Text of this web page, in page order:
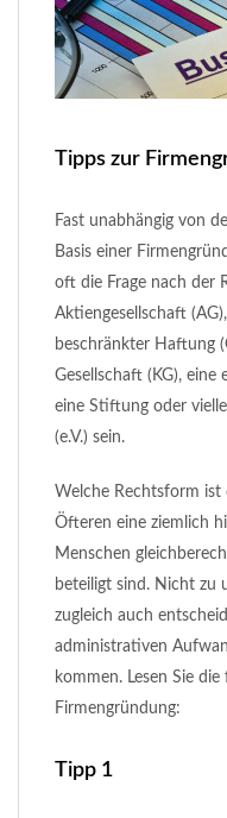
Tipps zur
Fast unabhängig von
Basis einer
oft die Frage nach der
Aktiengesellschaft
beschränkter Haftung
Gesellschaft (KG), eine
eine Stiftung oder
(e.V.) sein.
Welche Rechtsform ist
Öfteren eine ziemlich
Menschen
beteiligt sind. Nicht zu
zugleich auch
administrativen
kommen. Lesen Sie
Firmengründung:
Tipp 1